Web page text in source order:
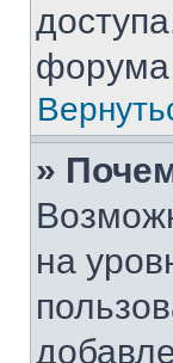
форума
»
на